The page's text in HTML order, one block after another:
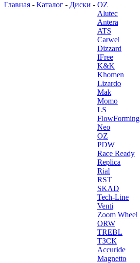
Главная - Каталог - Диски - OZ
Alutec
Antera
ATS
Carwel
Dizzard
IFree
K&K
Khomen
Lizardo
Mak
Momo
LS
FlowForming
Neo
OZ
PDW
Race Ready
Replica
Rial
RST
SKAD
Tech-Line
Venti
Zoom Wheel
ORW
TREBL
ТЗСК
Accuride
Magnetto